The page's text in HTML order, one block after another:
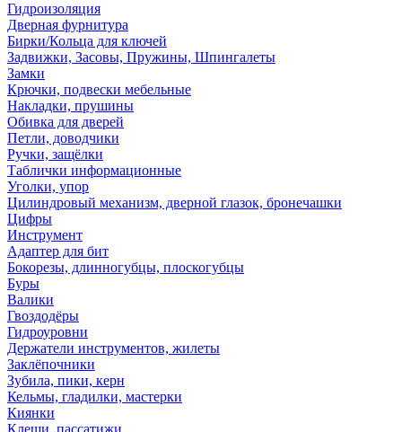
Гидроизоляция
Дверная фурнитура
Бирки/Кольца для ключей
Задвижки, Засовы, Пружины, Шпингалеты
Замки
Крючки, подвески мебельные
Накладки, прушины
Обивка для дверей
Петли, доводчики
Ручки, защёлки
Таблички информационные
Уголки, упор
Цилиндровый механизм, дверной глазок, бронечашки
Цифры
Инструмент
Адаптер для бит
Бокорезы, длинногубцы, плоскогубцы
Буры
Валики
Гвоздодёры
Гидроуровни
Держатели инструментов, жилеты
Заклёпочники
Зубила, пики, керн
Кельмы, гладилки, мастерки
Киянки
Клещи, пассатижи